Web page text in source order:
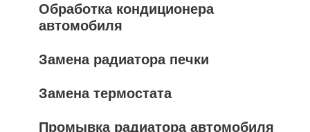
Обработка кондиционера
автомобиля
Замена радиатора печки
Замена термостата
Промывка радиатора автомобиля